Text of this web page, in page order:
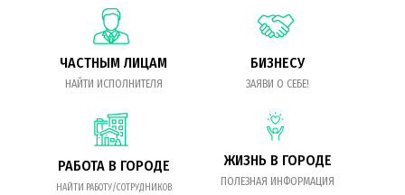
ЧАСТНЫМ ЛИЦАМ
НАЙТИ ИСПОЛНИТЕЛЯ
БИЗНЕСУ
ЗАЯВИ О СЕБЕ!
РАБОТА В ГОРОДЕ
НАЙТИ РАБОТУ/СОТРУДНИКОВ
ЖИЗНЬ В ГОРОДЕ
ПОЛЕЗНАЯ ИНФОРМАЦИЯ